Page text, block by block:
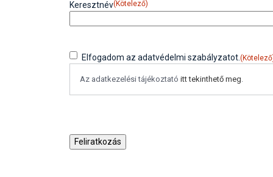
Keresztnév(Kötelező)
Consent(Kötelező)
Elfogadom az adatvédelmi szabályzatot.
Az adatkezelési tájékoztató itt tekinthető meg.